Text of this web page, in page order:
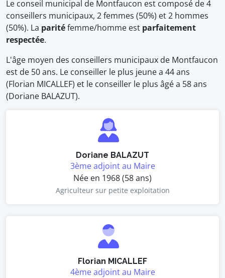
Le conseil municipal de Montfaucon est composé de 4
conseillers municipaux, 2 femmes (50%) et 2 hommes
(50%). La paritéfemme/homme est parfaitement
respectée.
L'âge moyen des conseillers municipaux de Montfaucon
est de 50 ans. Le conseiller le plus jeune a 44 ans
(Florian MICALLEF) et le conseiller le plus âgé a 58 ans
(Doriane BALAZUT).
Doriane BALAZUT
3ème adjoint au Maire
Née en 1968 (58 ans)
Agriculteur sur petite exploitation
Florian MICALLEF
4ème adjoint au Maire